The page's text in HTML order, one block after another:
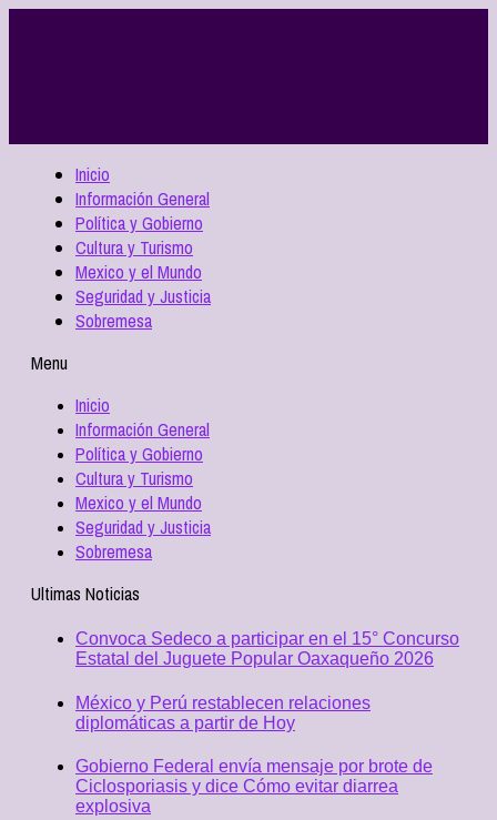
Inicio
Información General
Política y Gobierno
Cultura y Turismo
Mexico y el Mundo
Seguridad y Justicia
Sobremesa
Menu
Inicio
Información General
Política y Gobierno
Cultura y Turismo
Mexico y el Mundo
Seguridad y Justicia
Sobremesa
Ultimas Noticias
Convoca Sedeco a participar en el 15° Concurso
Estatal del Juguete Popular Oaxaqueño 2026
México y Perú restablecen relaciones
diplomáticas a partir de Hoy
Gobierno Federal envía mensaje por brote de
Ciclosporiasis y dice Cómo evitar diarrea
explosiva